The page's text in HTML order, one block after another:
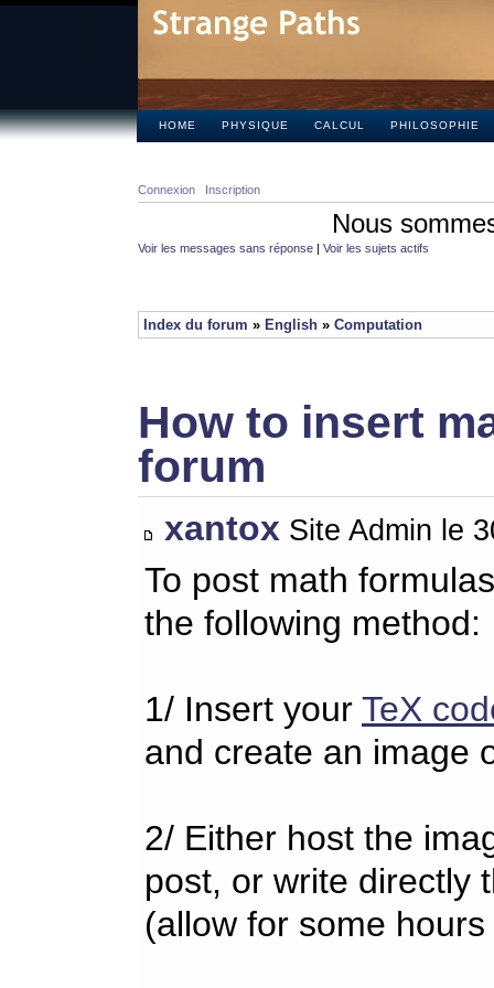
HOME PHYSIQUE CALCUL PHILOSOPHIE
Connexion Inscription
Nous
Voir les messages sans réponse | Voir les sujets actifs
Index du forum » English » Computation
How to insert
forum
xantox Site Admin le
To post math
the following method:
1/ Insert your TeX
and create an image
2/ Either host the
post, or write directly
(allow for some